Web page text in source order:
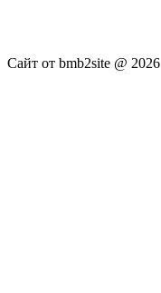
Сайт от bmb2site @ 2026